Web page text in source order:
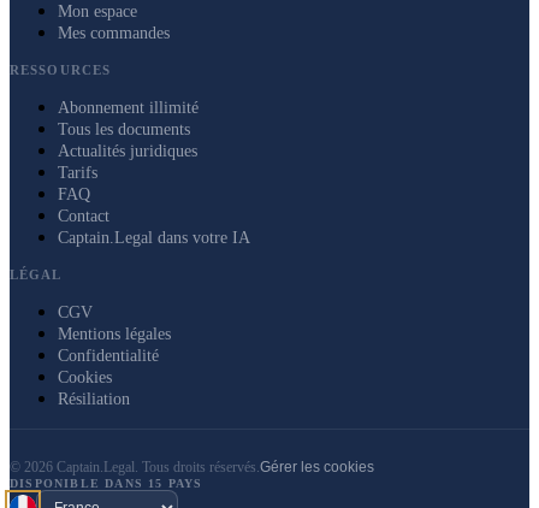
Mon espace
Mes commandes
RESSOURCES
Abonnement illimité
Tous les documents
Actualités juridiques
Tarifs
FAQ
Contact
Captain.Legal dans votre IA
LÉGAL
CGV
Mentions légales
Confidentialité
Cookies
Résiliation
© 2026 Captain.Legal. Tous droits réservés. Gérer les cookies
DISPONIBLE DANS 15 PAYS